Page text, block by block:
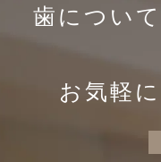
歯につい
お気軽